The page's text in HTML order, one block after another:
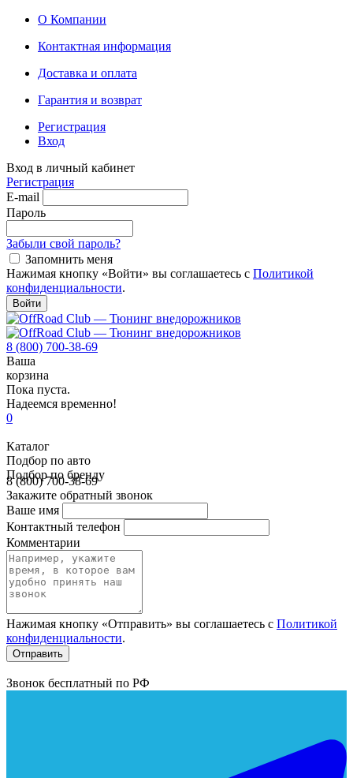
О Компании
Контактная информация
Доставка и оплата
Гарантия и возврат
Регистрация
Вход
Вход в личный кабинет
Регистрация
E-mail
Пароль
Забыли свой пароль?
Запомнить меня
Нажимая кнопку «Войти» вы соглашаетесь с Политикой
конфиденциальности.
Войти
8 (800) 700-38-69
Ваша
корзина
Пока пуста.
Надеемся временно!
0
Каталог
Подбор по авто
Подбор по бренду
8 (800) 700-38-69
Закажите обратный звонок
Ваше имя
Контактный телефон
Комментарии
Нажимая кнопку «Отправить» вы соглашаетесь с Политикой
конфиденциальности.
Звонок бесплатный по РФ